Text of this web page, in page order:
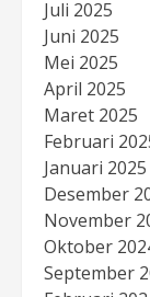
Juli 2025
Juni 2025
Mei 2025
April 2025
Maret 2025
Februari
Januari 2025
Desember
November
Oktober
September